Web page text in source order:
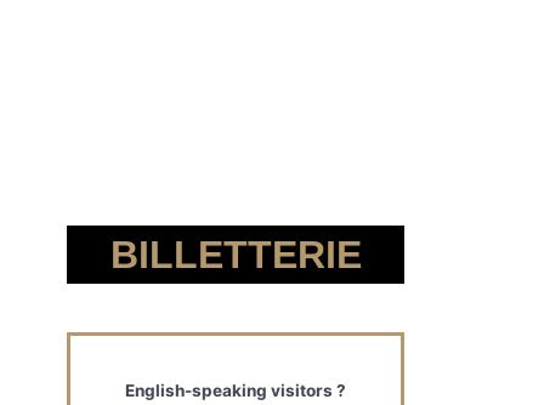
BILLETTERIE
English-speaking visitors ?